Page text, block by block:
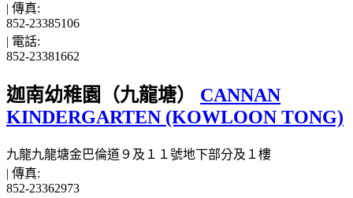
| 傳真:
852-23385106
| 電話:
852-23381662
迦南幼稚園（九龍塘） CANNAN
KINDERGARTEN (KOWLOON TONG)
九龍九龍塘金巴倫道９及１１號地下部分及１樓
| 傳真:
852-23362973